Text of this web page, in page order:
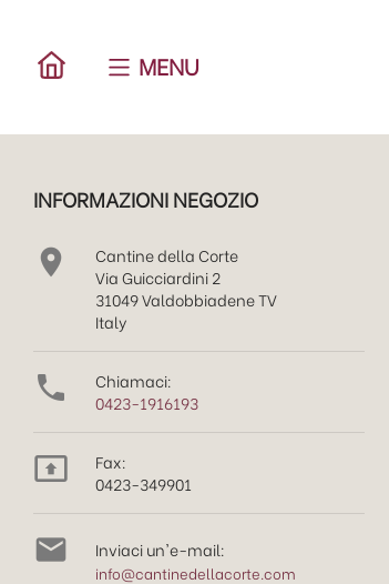
MENU
INFORMAZIONI NEGOZIO

Cantine della Corte
Via Guicciardini 2
31049 Valdobbiadene TV
Italy

Chiamaci:
0423-1916193

Fax:
0423-349901
 Inviaci un'e-mail:
info@cantinedellacorte.com